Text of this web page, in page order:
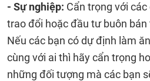
- Sự nghiệp: Cẩn trọng với
trao đổi hoặc đầu tư buôn
Nếu các bạn có dự định làm
cùng với ai thì hãy cẩn trọng
những đối tượng mà các bạn